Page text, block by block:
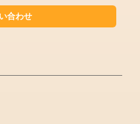
合わせ